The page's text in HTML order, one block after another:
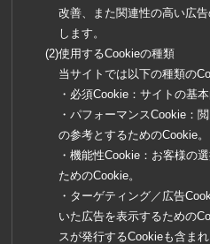
改善、また関連性の高い広
します。
使用するCookieの種類
当サイトでは以下の種類の
・必須Cookie：サイトの基
・パフォーマンスCookie：
の参考とするためのCookie。
・機能性Cookie：お客様の
ためのCookie。
・ターゲティング／広告
いた広告を表示するための
スが発行するCookieも含まれ